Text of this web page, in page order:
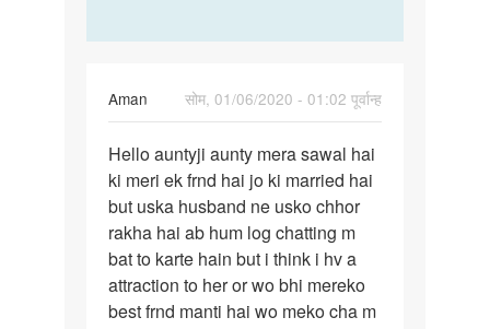
Aman
सोम, 01/06/2020 - 01:02 पूर्वान्ह
Hello
auntyji
aunty
mera…
Hello auntyji aunty mera sawal hai
ki meri ek frnd hai jo ki married hai
but uska husband ne usko chhor
rakha hai ab hum log chatting m
bat to karte hain but i think i hv a
attraction to her or wo bhi mereko
best frnd manti hai wo meko cha m